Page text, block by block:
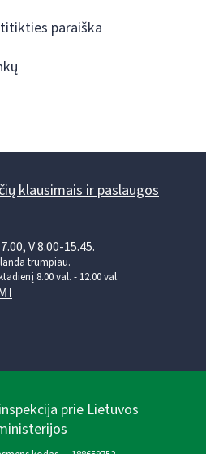
paraiška
klausimais ir paslaugos
V 8.00-15.45.
trumpiau.
8.00 val. - 12.00 val.
prie Lietuvos